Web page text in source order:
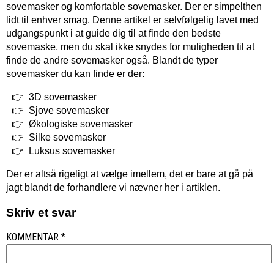
sovemasker og komfortable sovemasker. Der er simpelthen
lidt til enhver smag. Denne artikel er selvfølgelig lavet med
udgangspunkt i at guide dig til at finde den bedste
sovemaske, men du skal ikke snydes for muligheden til at
finde de andre sovemasker også. Blandt de typer
sovemasker du kan finde er der:
3D sovemasker
Sjove sovemasker
Økologiske sovemasker
Silke sovemasker
Luksus sovemasker
Der er altså rigeligt at vælge imellem, det er bare at gå på
jagt blandt de forhandlere vi nævner her i artiklen.
Skriv et svar
KOMMENTAR *